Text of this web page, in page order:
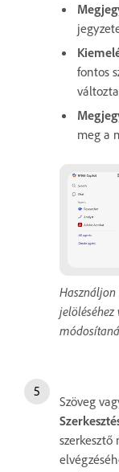
fontos
meg a
Használjon
Szöveg
szerkesztő